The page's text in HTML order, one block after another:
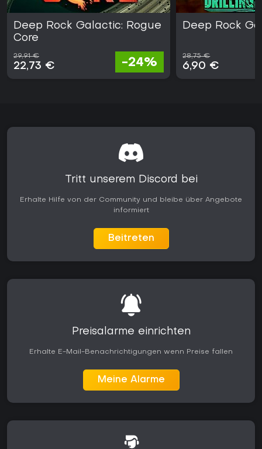
Fans, die schnelle, wiederholbare Koop-Action auf dem PC
dar, die frische Herausforderungen wollen, ohne
Vorkenntnisse aus der Serie zu benötigen.
Deep Rock Galactic: Rogue
Core
29,91 €
22,73 € -24%
Deep Rock
28,75 €
6,90 €
Tritt unserem Discord bei
Erhalte Hilfe von der Community und bleibe über Angebote
informiert
Beitreten
Preisalarme einrichten
Erhalte E-Mail-Benachrichtigungen wenn Preise fallen
Meine Alarme